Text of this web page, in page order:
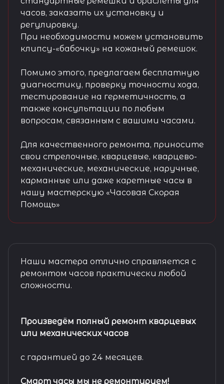
часов, заказать их установку и
регулировку.
При необходимости можем установить
клипсу-«бабочку» на кожаный ремешок.
Помимо этого, предлагаем бесплатную
диагностику, проверку точности хода,
тестирование на герметичность, а
также консультации по любым
вопросам, связанным с вашими часами.
Для качественного ремонта, приносите
свои стрелочные, кварцевые, кварцево-
механические, механические, наручные,
карманные или даже каретные часы в
нашу мастерскую «Часовая Скорая
Помощь»
Наши мастера отлично справляется с
ремонтом часов практически любой
сложности.
Произведём полный ремонт кварцевых
или механических часов
с гарантией до 24 месяцев.
Смарт часы мы не ремонтируем!